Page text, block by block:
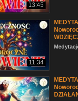
13:45
11:34